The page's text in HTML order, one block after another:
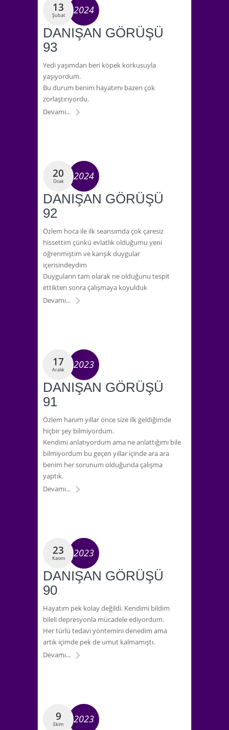
13
Şubat 2024
DANIŞAN GÖRÜŞÜ
93
Yedi yaşımdan beri köpek korkusuyla
yaşıyordum.
Bu durum benim hayatımı bazen çok
zorlaştırıyordu.
Devamı...
20
Ocak 2024
DANIŞAN GÖRÜŞÜ
92
Özlem hoca ile ilk seansımda çok çaresiz
hissettim çünkü evlatlık olduğumu yeni
öğrenmiştim ve karışık duygular
içerisindeydim
Duyguların tam olarak ne olduğunu tespit
ettikten sonra çalışmaya koyulduk
Devamı...
17
Aralık 2023
DANIŞAN GÖRÜŞÜ
91
Özlem hanım yıllar önce size ilk geldiğimde
hiçbir şey bilmiyordum.
Kendimi anlatıyordum ama ne anlattığımı bile
bilmiyordum bu geçen yıllar içinde ara ara
benim her sorunum olduğunda çalışma
yaptık.
Devamı...
23
Kasım 2023
DANIŞAN GÖRÜŞÜ
90
Hayatım pek kolay değildi. Kendimi bildim
bileli depresyonla mücadele ediyordum.
Her türlü tedavi yöntemini denedim ama
artık içimde pek de umut kalmamıştı.
Devamı...
9
Ekim 2023